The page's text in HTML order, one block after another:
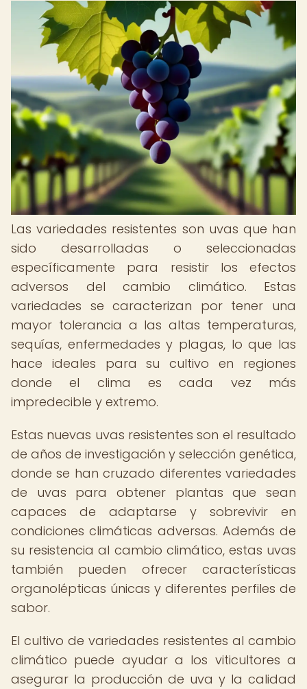
Las variedades resistentes son uvas que han
sido desarrolladas o seleccionadas
específicamente para resistir los efectos
adversos del cambio climático. Estas
variedades se caracterizan por tener una
mayor tolerancia a las altas temperaturas,
sequías, enfermedades y plagas, lo que las
hace ideales para su cultivo en regiones
donde el clima es cada vez más
impredecible y extremo.
Estas nuevas uvas resistentes son el resultado
de años de investigación y selección genética,
donde se han cruzado diferentes variedades
de uvas para obtener plantas que sean
capaces de adaptarse y sobrevivir en
condiciones climáticas adversas. Además de
su resistencia al cambio climático, estas uvas
también pueden ofrecer características
organolépticas únicas y diferentes perfiles de
sabor.
El cultivo de variedades resistentes al cambio
climático puede ayudar a los viticultores a
asegurar la producción de uva y la calidad